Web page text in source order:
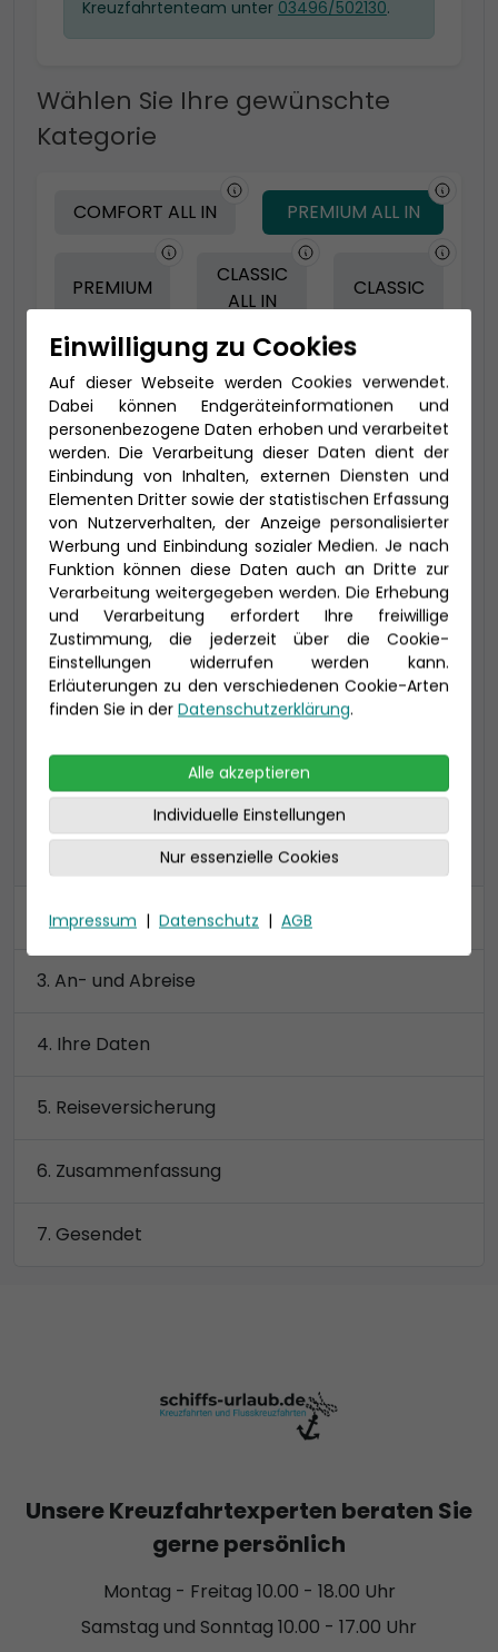
Kreuzfahrtenteam unter 03496/502130.
Wählen Sie Ihre gewünschte
Kategorie
COMFORT ALL IN PREMIUM ALL IN
PREMIUM
CLASSIC
ALL IN
CLASSIC
-150 € - Frühbucher Plus
2-Bett-Veranda Komfort (VB)
Verandakabine Komfort mit begehbarem
Kleiderschrank
Preis 3.880 €
alle Kategorien anzeigen
Kabine
An- und Abreise
Ihre Daten
Reiseversicherung
Zusammenfassung
Gesendet
Einwilligung zu Cookies
Auf dieser Webseite werden Cookies verwendet.
Dabei können Endgeräteinformationen und
personenbezogene Daten erhoben und verarbeitet
werden. Die Verarbeitung dieser Daten dient der
Einbindung von Inhalten, externen Diensten und
Elementen Dritter sowie der statistischen Erfassung
von Nutzerverhalten, der Anzeige personalisierter
Werbung und Einbindung sozialer Medien. Je nach
Funktion können diese Daten auch an Dritte zur
Verarbeitung weitergegeben werden. Die Erhebung
und Verarbeitung erfordert Ihre freiwillige
Zustimmung, die jederzeit über die Cookie-
Einstellungen widerrufen werden kann.
Erläuterungen zu den verschiedenen Cookie-Arten
finden Sie in der Datenschutzerklärung.
Alle akzeptieren
Individuelle Einstellungen
Nur essenzielle Cookies
Impressum | Datenschutz | AGB
Unsere Kreuzfahrtexperten beraten Sie
gerne persönlich
Montag - Freitag 10.00 - 18.00 Uhr
Samstag und Sonntag 10.00 - 17.00 Uhr